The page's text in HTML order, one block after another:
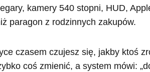
kamery 540 stopni, HUD,
paragon z rodzinnych zakupów.
czasem czujesz się, jakby ktoś
coś zmienić, a system mówi: